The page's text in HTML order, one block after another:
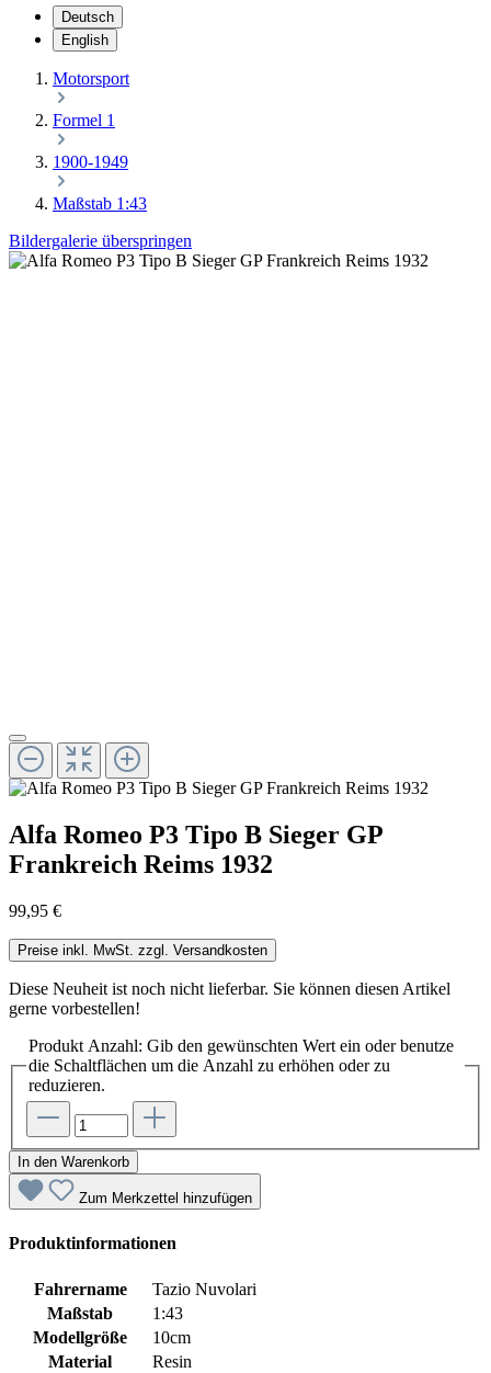
Deutsch
English
Motorsport
Formel 1
1900-1949
Maßstab 1:43
Bildergalerie überspringen
Alfa Romeo P3 Tipo B Sieger GP
Frankreich Reims 1932
99,95 €
Preise inkl. MwSt. zzgl. Versandkosten
Diese Neuheit ist noch nicht lieferbar. Sie können diesen Artikel
gerne vorbestellen!
Produkt Anzahl: Gib den gewünschten Wert ein oder benutze
die Schaltflächen um die Anzahl zu erhöhen oder zu
reduzieren.
In den Warenkorb
Zum Merkzettel hinzufügen
Produktinformationen
Fahrername
Tazio Nuvolari
Maßstab
1:43
Modellgröße
10cm
Material
Resin